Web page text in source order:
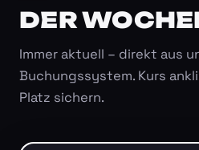
DER
Immer aktuell – direkt aus
Buchungssystem. Kurs
Platz sichern.